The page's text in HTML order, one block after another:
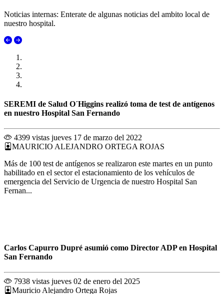
Noticias internas: Enterate de algunas noticias del ambito local de
nuestro hospital.
SEREMI de Salud O´Higgins realizó toma de test de antígenos
en nuestro Hospital San Fernando
4399 vistas jueves 17 de marzo del 2022
MAURICIO ALEJANDRO ORTEGA ROJAS
Más de 100 test de antígenos se realizaron este martes en un punto
habilitado en el sector el estacionamiento de los vehículos de
emergencia del Servicio de Urgencia de nuestro Hospital San
Fernan...
Carlos Capurro Dupré asumió como Director ADP en Hospital
San Fernando
7938 vistas jueves 02 de enero del 2025
Mauricio Alejandro Ortega Rojas